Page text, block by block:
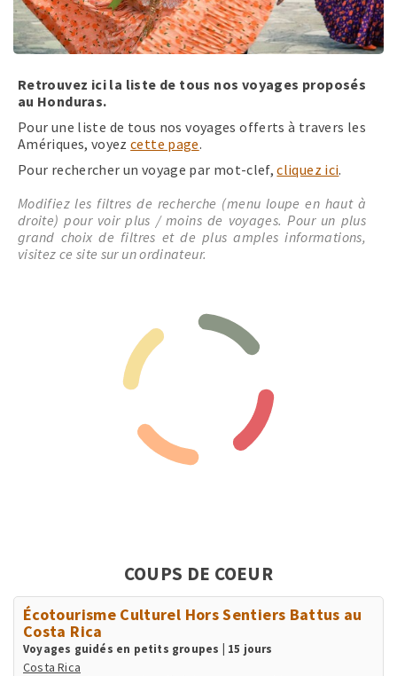
Retrouvez ici la liste de tous nos voyages proposés
au Honduras.
Pour une liste de tous nos voyages offerts à travers les
Amériques, voyezcette page.
Pour rechercher un voyage par mot-clef,cliquez ici.
Modifiez les filtres de recherche (menu loupe en haut à
droite) pour voir plus / moins de voyages. Pour un plus
grand choix de filtres et de plus amples informations,
visitez ce site sur un ordinateur.
COUPS DE COEUR
Écotourisme Culturel Hors Sentiers Battus au
Costa Rica
Voyages guidés en petits groupes | 15 jours
Costa Rica